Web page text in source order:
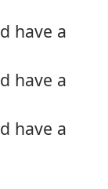
have a
have a
have a